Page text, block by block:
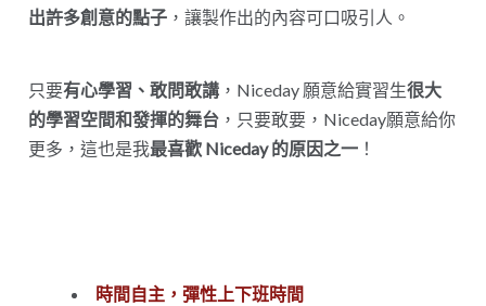
出許多創意的點子 ，讓製作出的內容可口吸引人。
只要有心學習、敢問敢講 ，Niceday 願意給實習生很大
的學習空間和發揮的舞台 ，只要敢要，Niceday願意給你
更多，這也是我最喜歡 Niceday 的原因之一 ！
時間自主，彈性上下班時間